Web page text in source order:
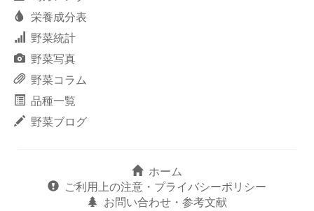
栄養成分表
野菜統計
野菜写真
野菜コラム
品種一覧
野菜ブログ
ホーム
ご利用上の注意・プライバシーポリシー
お問い合わせ・参考文献